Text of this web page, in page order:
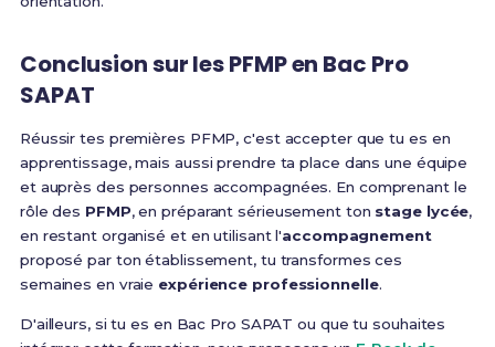
Conclusion sur les PFMP en Bac Pro
SAPAT
Réussir tes premières PFMP, c'est accepter que tu es en
apprentissage, mais aussi prendre ta place dans une équipe
et auprès des personnes accompagnées. En comprenant le
rôle des PFMP, en préparant sérieusement ton stage lycée,
en restant organisé et en utilisant l'accompagnement
proposé par ton établissement, tu transformes ces
semaines en vraie expérience professionnelle.
D'ailleurs, si tu es en Bac Pro SAPAT ou que tu souhaites